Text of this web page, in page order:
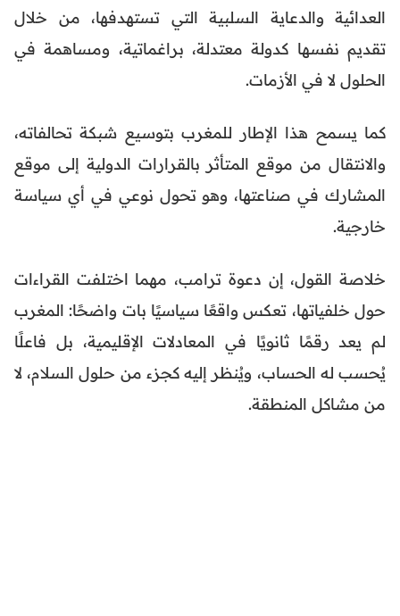
العدائية والدعاية السلبية التي تستهدفها، من خلال
تقديم نفسها كدولة معتدلة، براغماتية، ومساهمة في
الحلول لا في الأزمات.
كما يسمح هذا الإطار للمغرب بتوسيع شبكة تحالفاته،
والانتقال من موقع المتأثر بالقرارات الدولية إلى موقع
المشارك في صناعتها، وهو تحول نوعي في أي سياسة
خارجية.
خلاصة القول، إن دعوة ترامب، مهما اختلفت القراءات
حول خلفياتها، تعكس واقعًا سياسيًا بات واضحًا: المغرب
لم يعد رقمًا ثانويًا في المعادلات الإقليمية، بل فاعلًا
يُحسب له الحساب، ويُنظر إليه كجزء من حلول السلام، لا
من مشاكل المنطقة.